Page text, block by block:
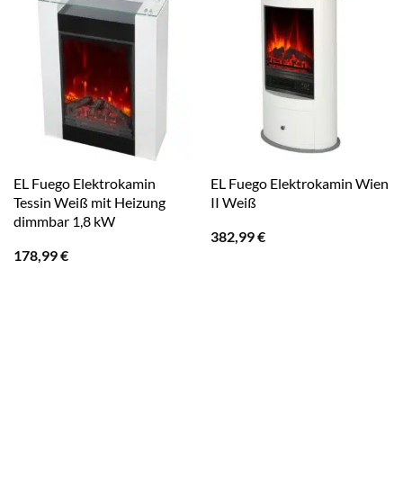
EL Fuego Elektrokamin
Tessin Weiß mit Heizung
dimmbar 1,8 kW
178,99€
EL Fuego Elektrokamin Wien
II Weiß
382,99€